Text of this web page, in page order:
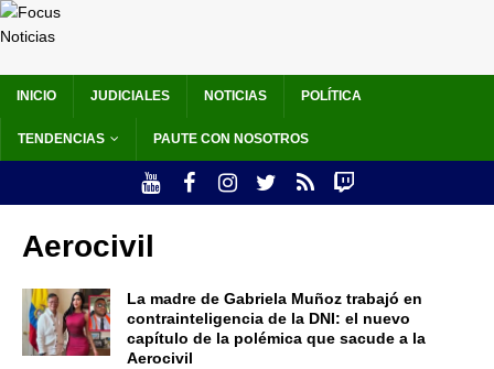
INICIO JUDICIALES NOTICIAS POLÍTICA
TENDENCIAS PAUTE CON NOSOTROS
Aerocivil
La madre de Gabriela Muñoz trabajó en
contrainteligencia de la DNI: el nuevo
capítulo de la polémica que sacude a la
Aerocivil